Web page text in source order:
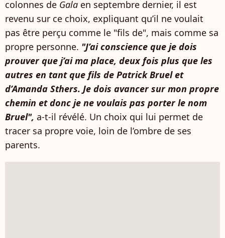
colonnes de Gala en septembre dernier, il est
revenu sur ce choix, expliquant qu’il ne voulait
pas être perçu comme le "fils de", mais comme sa
propre personne. "J’ai conscience que je dois
prouver que j’ai ma place, deux fois plus que les
autres en tant que fils de Patrick Bruel et
d’Amanda Sthers. Je dois avancer sur mon propre
chemin et donc je ne voulais pas porter le nom
Bruel", a-t-il révélé. Un choix qui lui permet de
tracer sa propre voie, loin de l’ombre de ses
parents.